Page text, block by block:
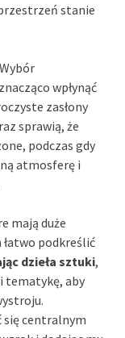
stanie
wpłynąć
zasłony
sprawią, że
podczas gdy
atmosferę i
mają duże
łatwo podkreślić
dzieła sztuki,
tematykę, aby
się centralnym